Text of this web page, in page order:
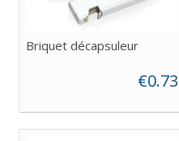
Briquet décapsuleur
€0.73